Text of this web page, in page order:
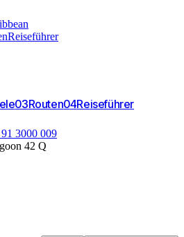
Reiseführer
03Routen04Reiseführer
3000 009
42 Q